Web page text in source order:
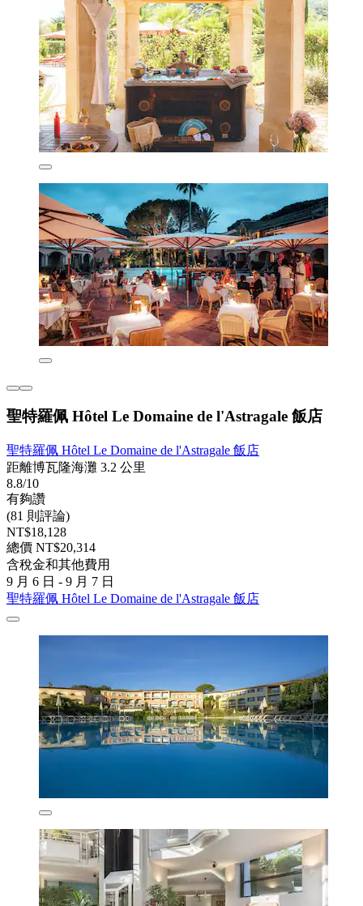
聖特羅佩 Hôtel Le Domaine de l'Astragale 飯店
聖特羅佩 Hôtel Le Domaine de l'Astragale 飯店
距離博瓦隆海灘 3.2 公里
8.8/10
有夠讚
(81 則評論)
NT$18,128
總價 NT$20,314
含稅金和其他費用
9 月 6 日 - 9 月 7 日
聖特羅佩 Hôtel Le Domaine de l'Astragale 飯店